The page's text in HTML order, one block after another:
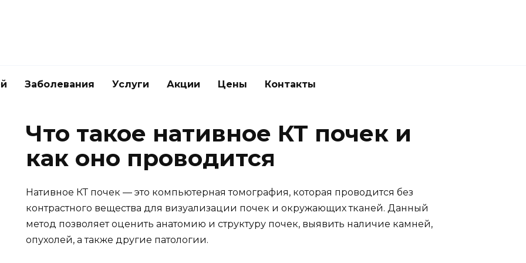
Заболевания Услуги Акции Цены Контакты
Что такое нативное КТ почек и
как оно проводится
Нативное КТ почек — это компьютерная томография, которая проводится без
контрастного вещества для визуализации почек и окружающих тканей. Данный
метод позволяет оценить анатомию и структуру почек, выявить наличие камней,
опухолей, а также другие патологии.